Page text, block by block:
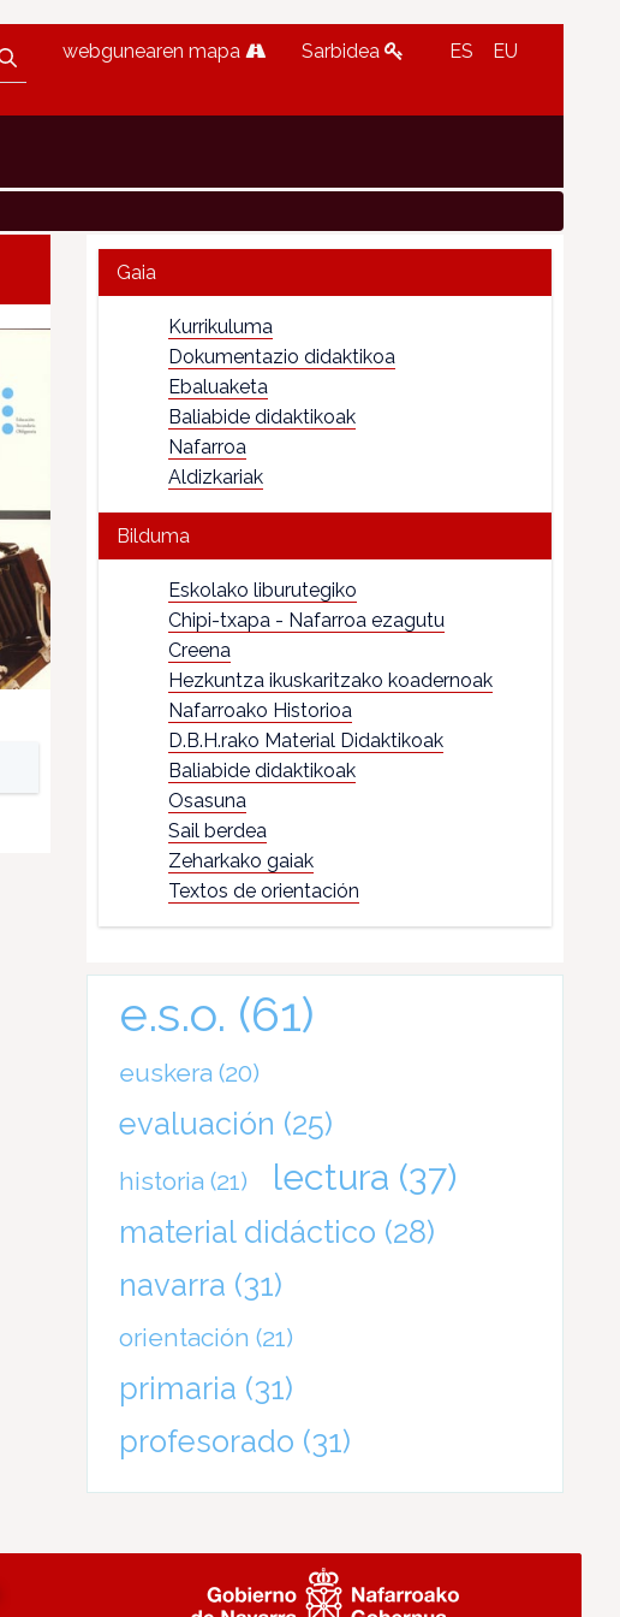
webgunearen mapa Sarbidea ES EU
Gaia
Kurrikuluma
Dokumentazio didaktikoa
Ebaluaketa
Baliabide didaktikoak
Nafarroa
Aldizkariak
Bilduma
Eskolako liburutegiko
Chipi-txapa - Nafarroa ezagutu
Creena
Hezkuntza ikuskaritzako koadernoak
Nafarroako Historioa
D.B.H.rako Material Didaktikoak
Baliabide didaktikoak
Osasuna
Sail berdea
Zeharkako gaiak
Textos de orientación
e.s.o. (61)
euskera (20)
evaluación (25)
historia (21) lectura (37)
material didáctico (28)
navarra (31)
orientación (21)
primaria (31)
profesorado (31)